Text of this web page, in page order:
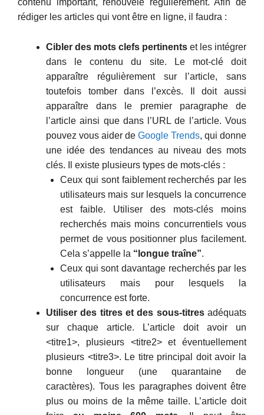
contenu important, renouvelé régulièrement. Afin de
rédiger les articles qui vont être en ligne, il faudra :
Cibler des mots clefs pertinents et les intégrer
dans le contenu du site. Le mot-clé doit
apparaître régulièrement sur l’article, sans
toutefois tomber dans l’excès. Il doit aussi
apparaître dans le premier paragraphe de
l’article ainsi que dans l’URL de l’article. Vous
pouvez vous aider de Google Trends, qui donne
une idée des tendances au niveau des mots
clés. Il existe plusieurs types de mots-clés :
Ceux qui sont faiblement recherchés par les
utilisateurs mais sur lesquels la concurrence
est faible. Utiliser des mots-clés moins
recherchés mais moins concurrentiels vous
permet de vous positionner plus facilement.
Cela s’appelle la “longue traîne”.
Ceux qui sont davantage recherchés par les
utilisateurs mais pour lesquels la
concurrence est forte.
Utiliser des titres et des sous-titresadéquats
sur chaque article. L’article doit avoir un
<titre1>, plusieurs <titre2> et éventuellement
plusieurs <titre3>. Le titre principal doit avoir la
bonne longueur (une quarantaine de
caractères). Tous les paragraphes doivent être
plus ou moins de la même taille. L’article doit